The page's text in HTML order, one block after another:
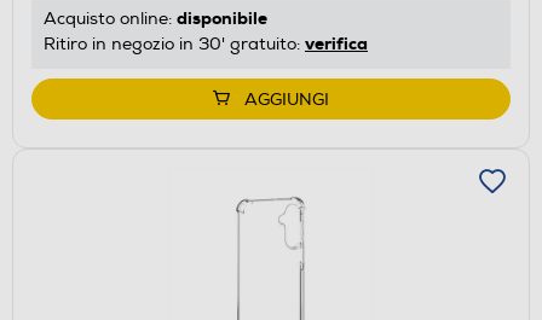
Acquisto online: disponibile
Ritiro in negozio in 30' gratuito: verifica
AGGIUNGI